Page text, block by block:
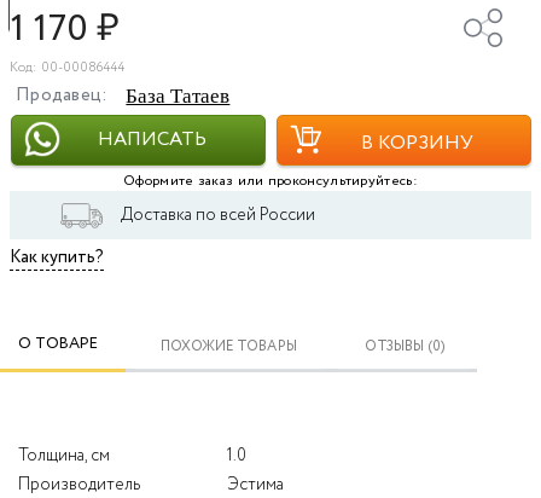
1 170₽
Код: 00-00086444
Продавец: База Татаев
НАПИСАТЬ В КОРЗИНУ
Оформите заказ или проконсультируйтесь:
Доставка по всей России
Как купить?
О ТОВАРЕ ПОХОЖИЕ ТОВАРЫ ОТЗЫВЫ (0)
Толщина, см
1.0
Производитель
Эстима